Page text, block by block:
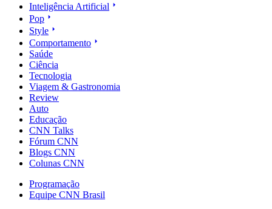
Inteligência Artificial
Pop
Style
Comportamento
Saúde
Ciência
Tecnologia
Viagem & Gastronomia
Review
Auto
Educação
CNN Talks
Fórum CNN
Blogs CNN
Colunas CNN
Programação
Equipe CNN Brasil